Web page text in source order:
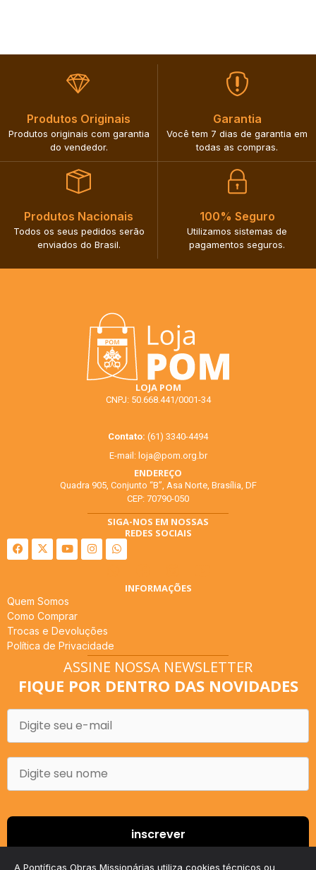
Produtos Originais​
Produtos originais com garantia
do vendedor.​
Garantia​
Você tem 7 dias de garantia em
todas as compras.​
Produtos Nacionais​
Todos os seus pedidos serão
enviados do Brasil.​
100% Seguro​
Utilizamos sistemas de
pagamentos seguros.​
LOJA POM
CNPJ: 50.668.441/0001-34
Contato: (61) 3340-4494
E-mail: loja@pom.org.br
ENDEREÇO
Quadra 905, Conjunto “B”, Asa Norte, Brasília, DF
CEP: 70790-050
SIGA-NOS EM NOSSAS
REDES SOCIAIS
INFORMAÇÕES
Quem Somos
Como Comprar
Trocas e Devoluções
Política de Privacidade
A Pontíficas Obras Missionárias utiliza cookies técnicos ou
ASSINE NOSSA NEWSLETTER
FIQUE POR DENTRO DAS NOVIDADES